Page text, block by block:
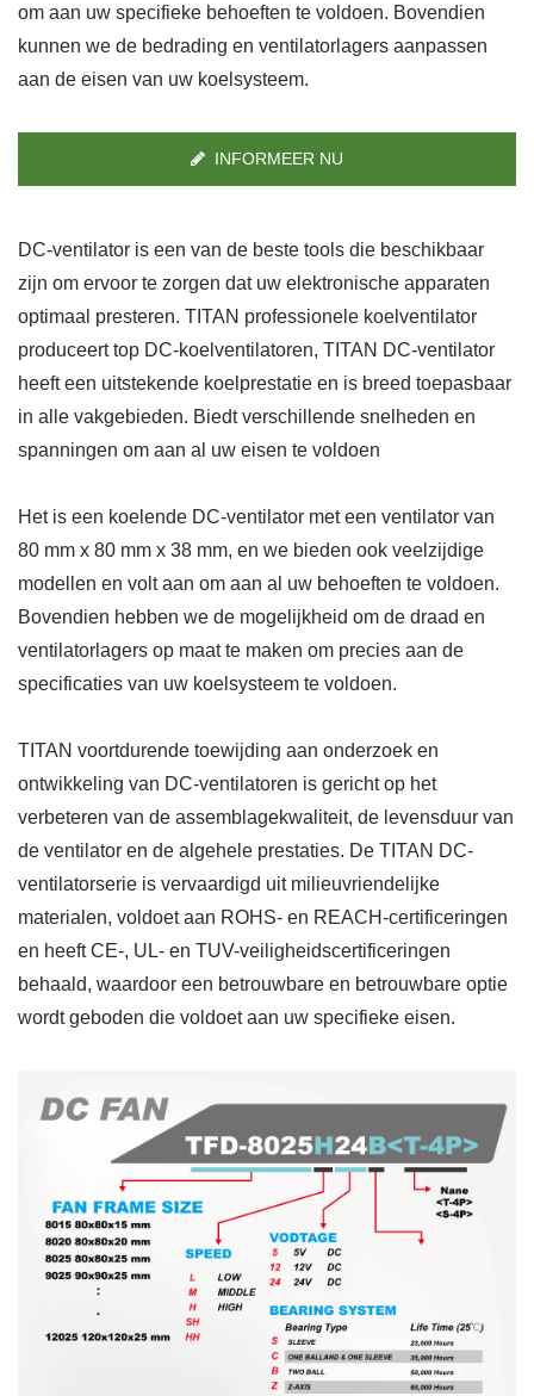
om aan uw specifieke behoeften te voldoen. Bovendien
kunnen we de bedrading en ventilatorlagers aanpassen
aan de eisen van uw koelsysteem.
INFORMEER NU
DC-ventilator is een van de beste tools die beschikbaar
zijn om ervoor te zorgen dat uw elektronische apparaten
optimaal presteren. TITAN professionele koelventilator
produceert top DC-koelventilatoren, TITAN DC-ventilator
heeft een uitstekende koelprestatie en is breed toepasbaar
in alle vakgebieden. Biedt verschillende snelheden en
spanningen om aan al uw eisen te voldoen
Het is een koelende DC-ventilator met een ventilator van
80 mm x 80 mm x 38 mm, en we bieden ook veelzijdige
modellen en volt aan om aan al uw behoeften te voldoen.
Bovendien hebben we de mogelijkheid om de draad en
ventilatorlagers op maat te maken om precies aan de
specificaties van uw koelsysteem te voldoen.
TITAN voortdurende toewijding aan onderzoek en
ontwikkeling van DC-ventilatoren is gericht op het
verbeteren van de assemblagekwaliteit, de levensduur van
de ventilator en de algehele prestaties. De TITAN DC-
ventilatorserie is vervaardigd uit milieuvriendelijke
materialen, voldoet aan ROHS- en REACH-certificeringen
en heeft CE-, UL- en TUV-veiligheidscertificeringen
behaald, waardoor een betrouwbare en betrouwbare optie
wordt geboden die voldoet aan uw specifieke eisen.